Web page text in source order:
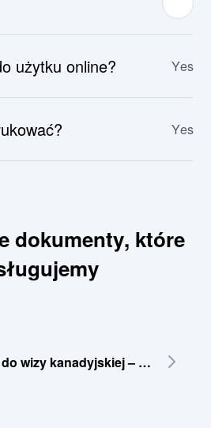
użytku online? Yes
Yes
dokumenty, które
Zdjęcie do wizy kanadyjskiej – 35×45 mm